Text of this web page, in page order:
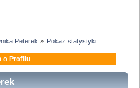
Peterek » Pokaż statystyki
o Profilu